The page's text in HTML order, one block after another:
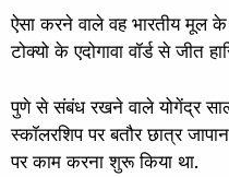
ऐसा करने वाले वह भारतीय मूल
टोक्यो के एदोगावा वॉर्ड से जीत
पुणे से संबंध रखने वाले योगेंद्र
स्कॉलरशिप पर बतौर छात्र
पर काम करना शुरू किया था.